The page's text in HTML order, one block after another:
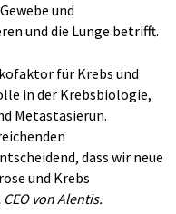
und
und die Lunge betrifft.
für Krebs und
in der Krebsbiologie,
Metastasierun.
dass wir neue
und Krebs
von Alentis.